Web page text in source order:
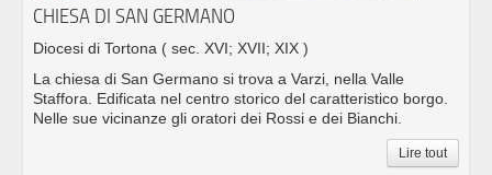
CHIESA DI SAN GERMANO
Diocesi di Tortona ( sec. XVI; XVII; XIX )
La chiesa di San Germano si trova a Varzi, nella Valle
Staffora. Edificata nel centro storico del caratteristico borgo.
Nelle sue vicinanze gli oratori dei Rossi e dei Bianchi.
Lire tout